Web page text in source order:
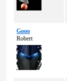
Gooo
Robert